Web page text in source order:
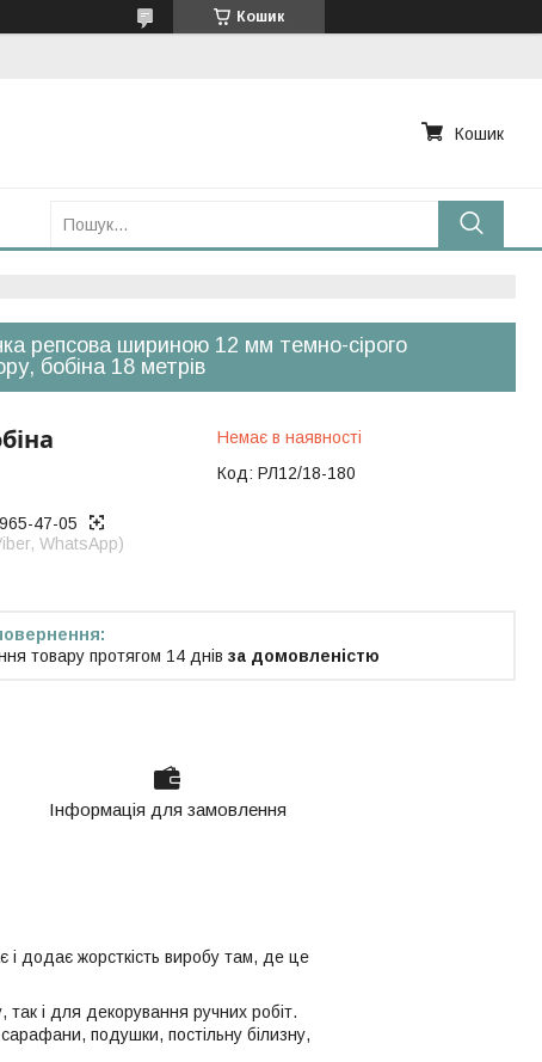
Кошик
Кошик
репсова шириною 12 мм темно-сірого
бобіна 18 метрів
Немає в наявності
Код: РЛ12/18-180
47-05
WhatsApp)
товару протягом 14 днів за домовленістю
Інформація для замовлення
і додає жорсткість виробу там, де це
і для декорування ручних робіт.
подушки, постільну білизну,